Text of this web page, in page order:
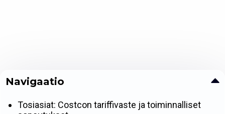
Navigaatio
Tosiasiat: Costcon tariffivaste ja toiminnalliset